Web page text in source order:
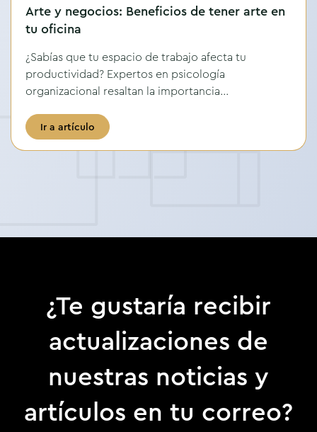
Arte y negocios: Beneficios de tener arte en
tu oficina
¿Sabías que tu espacio de trabajo afecta tu
productividad? Expertos en psicología
organizacional resaltan la importancia...
Ir a artículo
¿Te gustaría recibir
actualizaciones de
nuestras noticias y
artículos en tu correo?